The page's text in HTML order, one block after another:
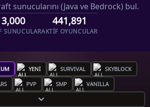
sunucularını (Java ve Bedrock) bul.
3,000
SUNUCULAR
441,891
AKTIF OYUNCULAR
YENI SURVIVAL SKYBLOCK
PVP SMP VANILLA